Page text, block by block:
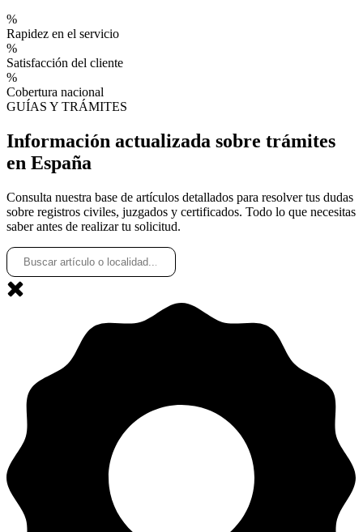
%
Rapidez en el servicio
%
Satisfacción del cliente
%
Cobertura nacional
GUÍAS Y TRÁMITES
Información actualizada sobre trámites
en España
Consulta nuestra base de artículos detallados para resolver tus dudas
sobre registros civiles, juzgados y certificados. Todo lo que necesitas
saber antes de realizar tu solicitud.